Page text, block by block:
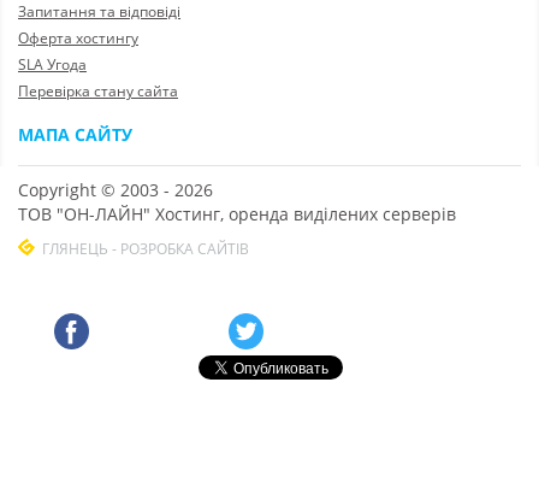
Запитання та відповіді
Оферта хостингу
SLA Угода
Перевірка стану сайта
МАПА САЙТУ
Copyright © 2003 - 2026
ТОВ "ОН-ЛАЙН" Хостинг, оренда виділених серверів
ГЛЯНЕЦЬ - РОЗРОБКА САЙТІВ